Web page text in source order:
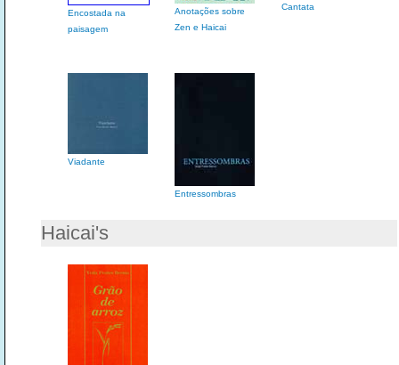
Encostada na
paisagem
Anotações sobre
Zen e Haicai
Cantata
Viadante
Entressombras
Haicai's